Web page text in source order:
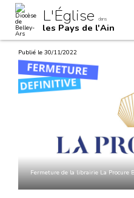
contenu.
navigation
Outils
personnels
L'Église dans
les Pays de l'Ain
Publié le 30/11/2022
Fermeture de la librairie La Procure